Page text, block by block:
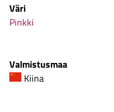
Väri
Pinkki
Valmistusmaa
Kiina